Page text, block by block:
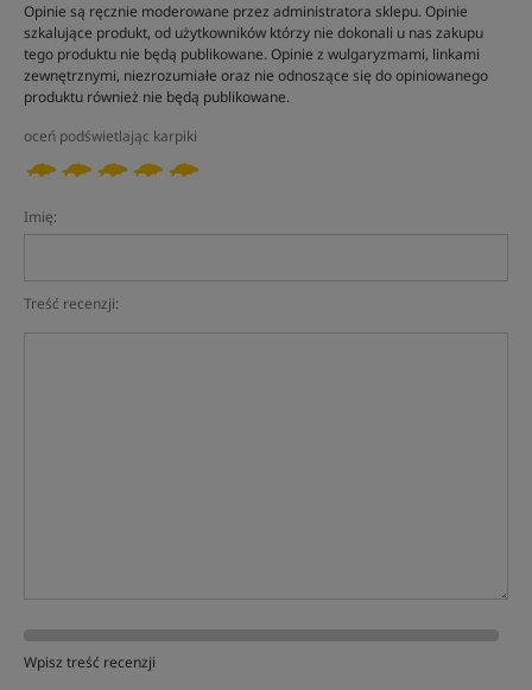
Opinie są ręcznie moderowane przez administratora sklepu. Opinie
szkalujące produkt, od użytkowników którzy nie dokonali u nas zakupu
tego produktu nie będą publikowane. Opinie z wulgaryzmami, linkami
zewnętrznymi, niezrozumiałe oraz nie odnoszące się do opiniowanego
produktu również nie będą publikowane.
oceń podświetlając karpiki
Imię:
Treść recenzji:
Wpisz treść recenzji